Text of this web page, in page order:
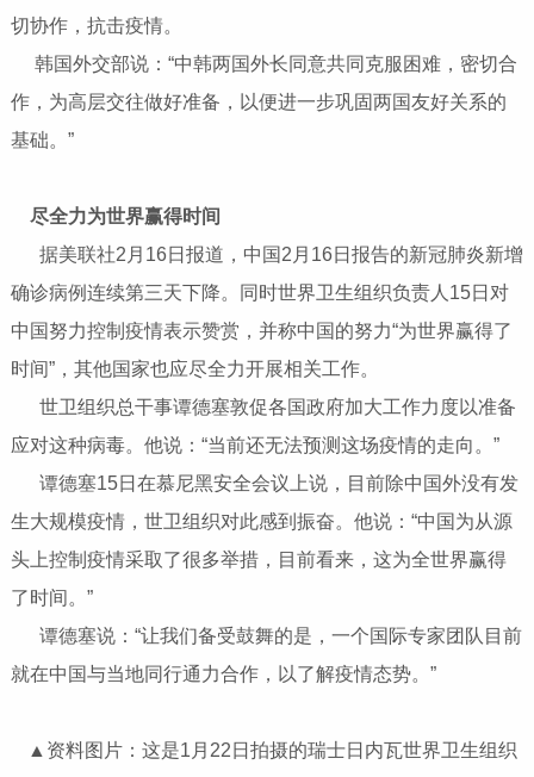
切协作，抗击疫情。
韩国外交部说：“中韩两国外长同意共同克服困难，密切合
作，为高层交往做好准备，以便进一步巩固两国友好关系的
基础。”
尽全力为世界赢得时间
据美联社2月16日报道，中国2月16日报告的新冠肺炎新增
确诊病例连续第三天下降。同时世界卫生组织负责人15日对
中国努力控制疫情表示赞赏，并称中国的努力“为世界赢得了
时间”，其他国家也应尽全力开展相关工作。
世卫组织总干事谭德塞敦促各国政府加大工作力度以准备
应对这种病毒。他说：“当前还无法预测这场疫情的走向。”
谭德塞15日在慕尼黑安全会议上说，目前除中国外没有发
生大规模疫情，世卫组织对此感到振奋。他说：“中国为从源
头上控制疫情采取了很多举措，目前看来，这为全世界赢得
了时间。”
谭德塞说：“让我们备受鼓舞的是，一个国际专家团队目前
就在中国与当地同行通力合作，以了解疫情态势。”
▲资料图片：这是1月22日拍摄的瑞士日内瓦世界卫生组织